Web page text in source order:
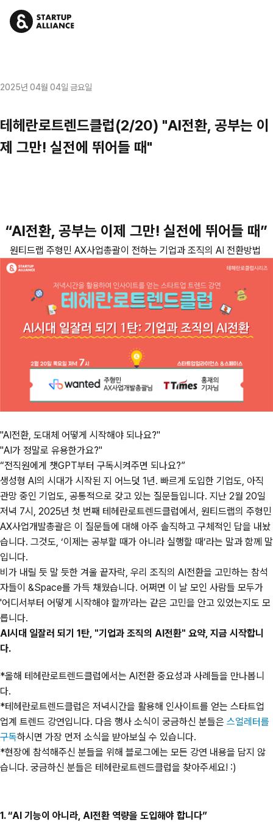
2025년 04월 04일 금요일
테헤란로트렌드클럽(2/20) "AI전환, 공부는 이
제 그만! 실전에 뛰어들 때"
“AI전환, 공부는 이제 그만! 실전에 뛰어들 때”
원티드랩 주형민 AX사업총괄이 전하는 기업과 조직의 AI 전환방법
"AI전환, 도대체 어떻게 시작해야 되나요?"
"AI가 정말로 유용한가요?"
“전직원에게 챗GPT부터 구독시켜주면 되나요?”
생성형 AI의 시대가 시작된 지 어느덧 1년. 빠르게 도입한 기업도, 아직
관망 중인 기업도, 공통적으로 갖고 있는 질문들입니다. 지난 2월 20일
저녁 7시, 2025년 첫 번째 테헤란로트렌드클럽에서, 원티드랩의 주형민
AX사업개발총괄은 이 질문들에 대해 아주 솔직하고 구체적인 답을 내놨
습니다. 그것도, ‘이제는 공부할 때가 아니라 실행할 때’라는 말과 함께 말
입니다.
비가 내릴 듯 말 듯한 겨울 끝자락, 우리 조직의 AI전환을 고민하는 참석
자들이 &Space를 가득 채웠습니다. 어쩌면 이 날 모인 사람들 모두가
'어디서부터 어떻게 시작해야 할까'라는 같은 고민을 안고 있었는지도 모
릅니다.
AI시대 일잘러 되기 1탄, "기업과 조직의 AI전환" 요약, 지금 시작합니
다.
*올해 테헤란로트렌드클럽에서는 AI전환 중요성과 사례들을 만나봅니
다.
*테헤란로트렌드클럽은 저녁시간을 활용해 인사이트를 얻는 스타트업
업계 트렌드 강연입니다. 다음 행사 소식이 궁금하신 분들은 스얼레터를
구독하시면 가장 먼저 소식을 받아보실 수 있습니다.
*현장에 참석해주신 분들을 위해 블로그에는 모든 강연 내용을 담지 않
습니다. 궁금하신 분들은 테헤란로트렌드클럽을 찾아주세요! :)
1. “AI 기능이 아니라, AI전환 역량을 도입해야 합니다”